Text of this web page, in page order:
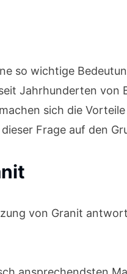
so wichtige
Jahrhunderten von
sich die
Frage auf den
von Granit